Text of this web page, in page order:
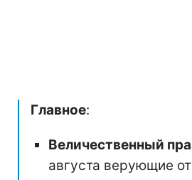
Главное:
Величественный
августа верующие